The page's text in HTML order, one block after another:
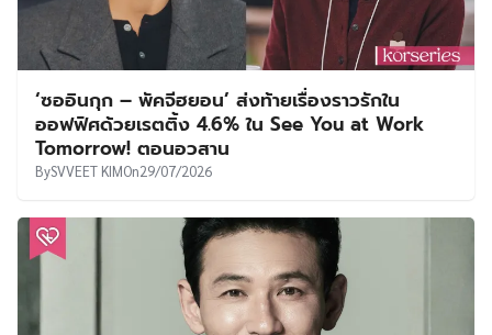
‘ซออินกุก – พัคจีฮยอน’ ส่งท้ายเรื่องราวรักใน
ออฟฟิศด้วยเรตติ้ง 4.6% ใน See You at Work
Tomorrow! ตอนอวสาน
BySVVEET KIMOn29/07/2026